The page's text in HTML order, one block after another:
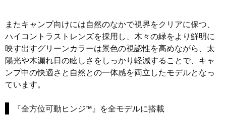
またキャンプ向けには自然のなかで視界をクリアに保つ、
ハイコントラストレンズを採用し、木々の緑をより鮮明に
映す出すグリーンカラーは景色の視認性を高めながら、太
陽光や木漏れ日の眩しさをしっかり軽減することで、キャ
ンプ中の快適さと自然との一体感を両立したモデルとなっ
ています。
『全方位可動ヒンジ™️』を全モデルに搭載